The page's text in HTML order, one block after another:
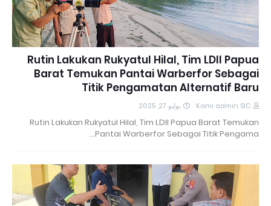
Rutin Lakukan Rukyatul Hilal, Tim LDII Papua
Barat Temukan Pantai Warberfor Sebagai
Titik Pengamatan Alternatif Baru
Kami admin SIC يوليو 27, 2025
Rutin Lakukan Rukyatul Hilal, Tim LDII Papua Barat Temukan
Pantai Warberfor Sebagai Titik Pengama…